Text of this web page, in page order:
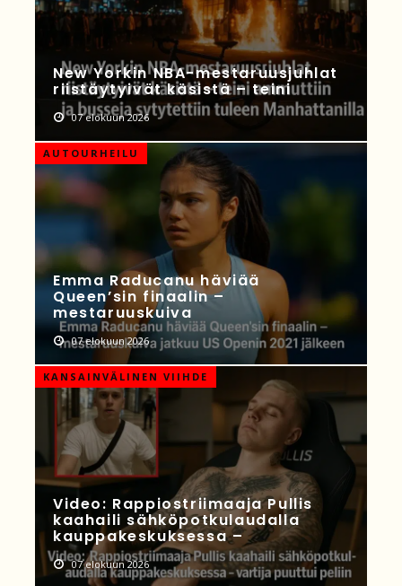
New Yorkin NBA-mestaruusjuhlat
riistäytyivät käsistä – teini
07 elokuun 2026
AUTOURHEILU
Emma Raducanu häviää
Queen’sin finaalin –
mestaruuskuiva
07 elokuun 2026
KANSAINVÄLINEN VIIHDE
Video: Rappiostriimaaja Pullis
kaahaili sähköpotkulaudalla
kauppakeskuksessa –
07 elokuun 2026